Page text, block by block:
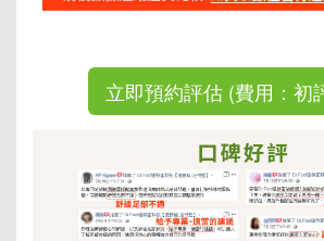
立即預約評估 (費用：初